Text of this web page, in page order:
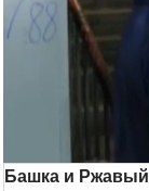
Башка и